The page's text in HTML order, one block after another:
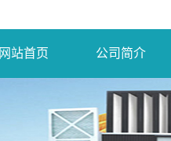
网站首页 公司简介